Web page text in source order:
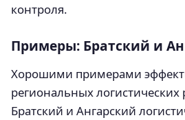
контроля.
Примеры: Братский и
Хорошими примерами
региональных
Братский и Ангарский